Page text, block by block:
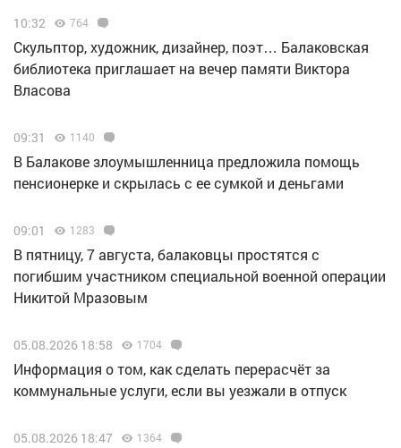
10:32 764
Скульптор, художник, дизайнер, поэт… Балаковская
библиотека приглашает на вечер памяти Виктора
Власова
09:31 1140
В Балакове злоумышленница предложила помощь
пенсионерке и скрылась с ее сумкой и деньгами
09:01 1283
В пятницу, 7 августа, балаковцы простятся с
погибшим участником специальной военной операции
Никитой Мразовым
05.08.2026 18:58 1704
Информация о том, как сделать перерасчёт за
коммунальные услуги, если вы уезжали в отпуск
05.08.2026 18:47 1364